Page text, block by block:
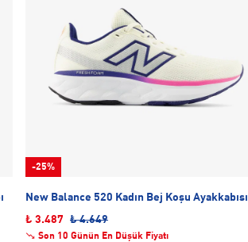
-25%
New Balance 520 Kadın Bej Koşu Ayakkabısı
₺ 3.487
₺ 4.649
Son 10 Günün En Düşük Fiyatı